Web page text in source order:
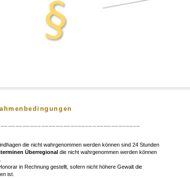
die nicht wahrgenommen werden können sind 24 Stunden
Überregional die nicht wahrgenommen werden können
in Rechnung gestellt, sofern nicht höhere Gewalt die
ist.